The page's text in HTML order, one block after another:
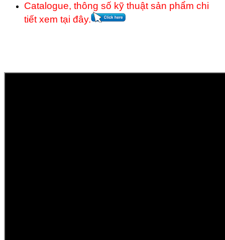
Catalogue, thông số kỹ thuật sản phẩm chi
tiết xem tại đây.